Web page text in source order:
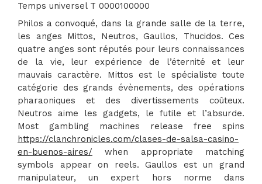
Temps universel T 0000100000
Philos a convoqué, dans la grande salle de la terre,
les anges Mittos, Neutros, Gaullos, Thucidos. Ces
quatre anges sont réputés pour leurs connaissances
de la vie, leur expérience de l’éternité et leur
mauvais caractère. Mittos est le spécialiste toute
catégorie des grands évènements, des opérations
pharaoniques et des divertissements coûteux.
Neutros aime les gadgets, le futile et l’absurde.
Most gambling machines release free spins
https://clanchronicles.com/clases-de-salsa-casino-
en-buenos-aires/ when appropriate matching
symbols appear on reels. Gaullos est un grand
manipulateur, un expert hors norme dans